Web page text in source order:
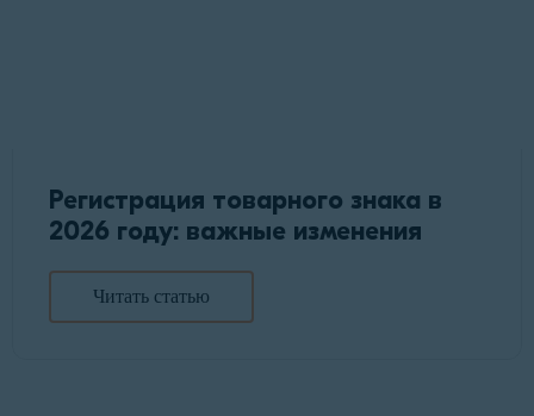
Регистрация товарного знака в
2026 году: важные изменения
Читать статью